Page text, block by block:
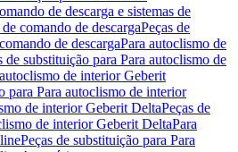
de descarga e sistemas de
de comando de descargaPeças de
de descargaPara autoclismo de
de substituição para Para autoclismo de
de interior Geberit
para Para autoclismo de interior
de interior Geberit DeltaPeças de
de interior Geberit DeltaPara
Peças de substituição para Para